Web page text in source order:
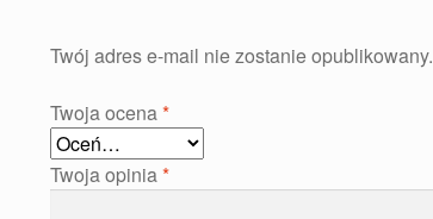
Twój adres e-mail nie zostanie opublikowany.
Twoja ocena*
Twoja opinia*